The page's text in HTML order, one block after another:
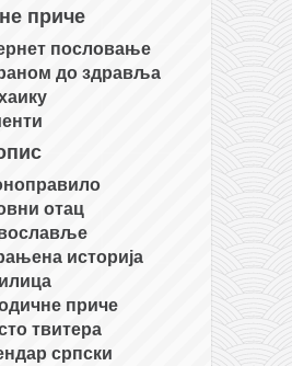
приче
пословање
до здравља
отац
историја
приче
твитера
српски